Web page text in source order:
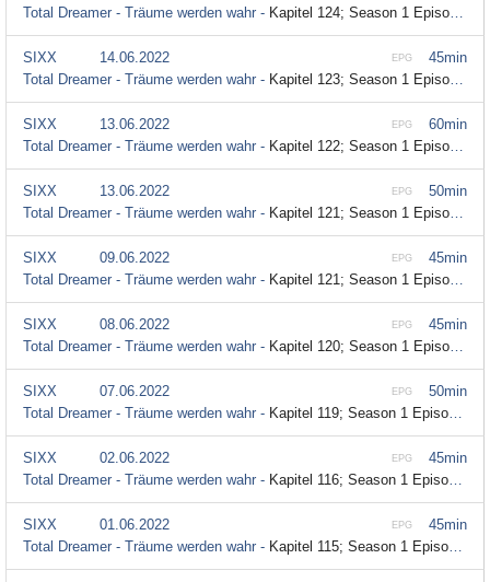
Total Dreamer - Träume werden wahr - Kapitel 124; Season 1 Episode 124
45min
EPG
SIXX
14.06.2022
Total Dreamer - Träume werden wahr - Kapitel 123; Season 1 Episode 123
60min
EPG
SIXX
13.06.2022
Total Dreamer - Träume werden wahr - Kapitel 122; Season 1 Episode 122
50min
EPG
SIXX
13.06.2022
Total Dreamer - Träume werden wahr - Kapitel 121; Season 1 Episode 121
45min
EPG
SIXX
09.06.2022
Total Dreamer - Träume werden wahr - Kapitel 121; Season 1 Episode 121
45min
EPG
SIXX
08.06.2022
Total Dreamer - Träume werden wahr - Kapitel 120; Season 1 Episode 120
50min
EPG
SIXX
07.06.2022
Total Dreamer - Träume werden wahr - Kapitel 119; Season 1 Episode 119
45min
EPG
SIXX
02.06.2022
Total Dreamer - Träume werden wahr - Kapitel 116; Season 1 Episode 116
45min
EPG
SIXX
01.06.2022
Total Dreamer - Träume werden wahr - Kapitel 115; Season 1 Episode 115